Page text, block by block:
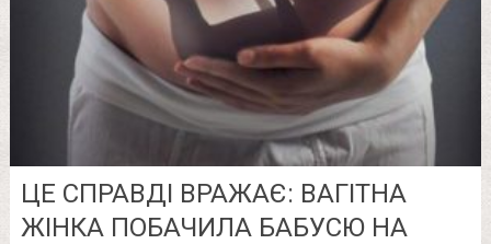
ЦЕ СПРАВДІ ВРАЖАЄ: ВАГІТНА
ЖІНКА ПОБАЧИЛА БАБУСЮ НА